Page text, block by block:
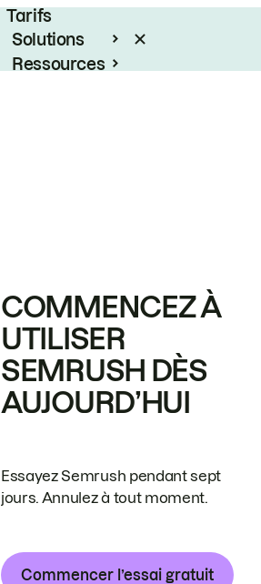
Tarifs
Solutions
Ressources
COMMENCEZ À
UTILISER
SEMRUSH DÈS
AUJOURD’HUI
Essayez Semrush pendant sept
jours. Annulez à tout moment.
Commencer l’essai gratuit